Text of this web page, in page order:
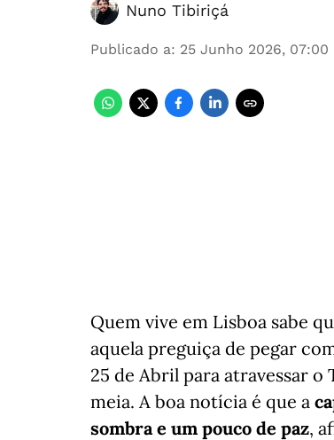
Nuno Tibiriçá
Publicado a: 25 Junho 2026, 07:00
Quem vive em Lisboa sabe
aquela preguiça de pegar
25 de Abril para atravessar
meia. A boa notícia é que a
sombra e um pouco de paz,